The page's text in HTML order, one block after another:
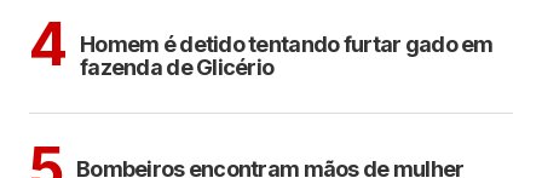
4
Homem é detido tentando furtar gado em
fazenda de Glicério
Bombeiros encontram mãos de mulher